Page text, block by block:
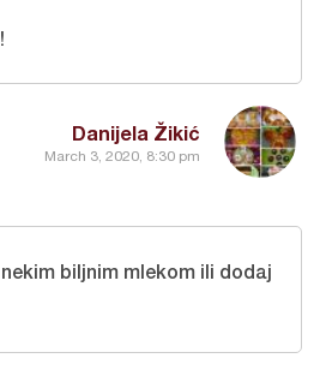
Danijela Žikić
March 3, 2020, 8:30 pm
biljnim mlekom ili dodaj